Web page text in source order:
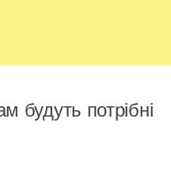
будуть потрібні